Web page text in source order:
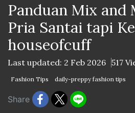
Panduan Mix
Pria Santai tapi
houseofcuff
Last updated: 2 Feb 2026 517
Fashion Tips daily-preppy fashion tips
Share